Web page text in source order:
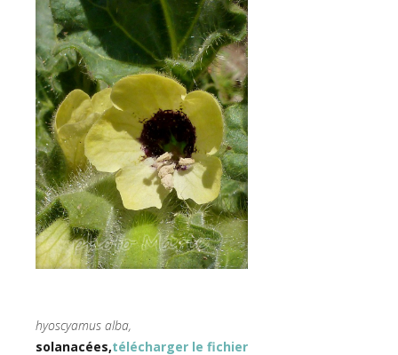
hyoscyamus alba,
solanacées,télécharger le fichier